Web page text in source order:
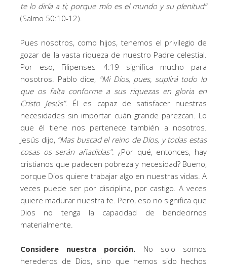
te lo diría a ti;porquemío es el mundo y su plenitud”
(Salmo 50:10-12).
Pues nosotros, como hijos, tenemos el privilegio de
gozar de la vasta riqueza de nuestro Padre celestial.
Por eso, Filipenses 4:19 significa mucho para
nosotros. Pablo dice, “Mi Dios, pues, suplirá todo lo
que os falta conforme a sus riquezas en gloria en
Cristo Jesús”. Él es capaz de satisfacer nuestras
necesidades sin importar cuán grande parezcan. Lo
que él tiene nos pertenece también a nosotros.
Jesús dijo, “Mas buscad el reino de Dios, y todas estas
cosas os serán añadidas”. ¿Por qué, entonces, hay
cristianos que padecen pobreza y necesidad? Bueno,
porque Dios quiere trabajar algo en nuestras vidas. A
veces puede ser por disciplina, por castigo. A veces
quiere madurar nuestra fe. Pero, eso no significa que
Dios no tenga la capacidad de bendecirnos
materialmente.
Considere nuestra porción. No solo somos
herederos de Dios, sino que hemos sido hechos